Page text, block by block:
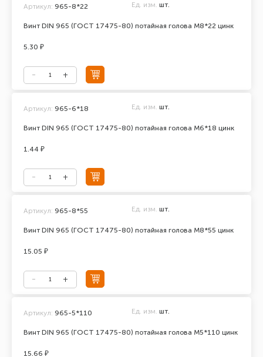
Винт DIN 965 (ГОСТ 17475-80) потайная голова М8*22 цинк
Артикул: 965-8*22 Ед. изм. шт.
5.30 ₽
Винт DIN 965 (ГОСТ 17475-80) потайная голова М6*18 цинк
Артикул: 965-6*18 Ед. изм. шт.
1.44 ₽
Винт DIN 965 (ГОСТ 17475-80) потайная голова М8*55 цинк
Артикул: 965-8*55 Ед. изм. шт.
15.05 ₽
Винт DIN 965 (ГОСТ 17475-80) потайная голова М5*110 цинк
Артикул: 965-5*110 Ед. изм. шт.
15.66 ₽